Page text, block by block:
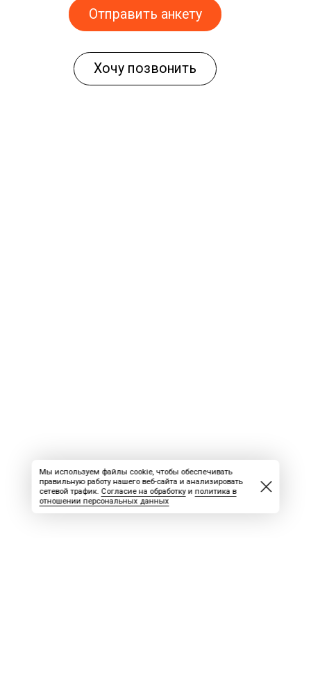
Отправить анкету
Хочу позвонить
Мы используем файлы cookie, чтобы обеспечивать
правильную работу нашего веб-сайта и анализировать
сетевой трафик. Согласие на обработкуи политика в
отношении персональных данных